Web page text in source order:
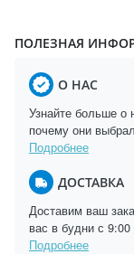
ПОЛЕЗНАЯ
О НАС
Узнайте больше о
почему они
Подробнее
ДОСТАВКА
Доставим ваш
вас в будни с
Подробнее